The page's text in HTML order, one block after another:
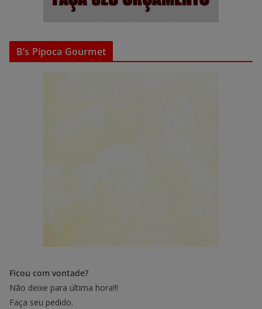
B’s Pipoca Gourmet
Ficou com vontade?
Não deixe para última hora!!!
Faça seu pedido.